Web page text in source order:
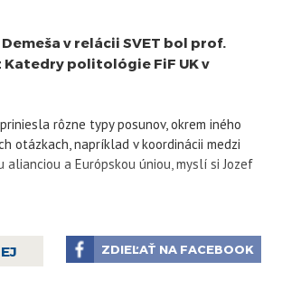
v relácii SVET bol prof.
Katedry politológie FiF UK v
rôzne typy posunov, okrem iného
otázkach, napríklad v koordinácii medzi
a Európskou úniou, myslí si Jozef
Lídri EÚ a Aliancie si uvedomujú, že je
Aj EÚ si uvedomuje, ako veľmi je
ZDIEĽAŤ NA FACEBOOK